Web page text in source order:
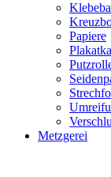
Papiere
Metzgerei